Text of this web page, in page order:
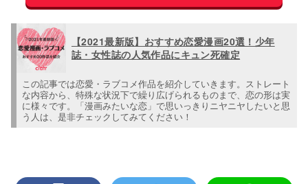
【2021最新版】おすすめ恋愛漫画20選！少年
誌・女性誌の人気作品にキュン死確定
この記事では恋愛・ラブコメ作品を紹介していきます。ストレート
な内容から、特殊な状況下で繰り広げられるものまで、恋の形は実
に様々です。「漫画みたいな恋」で思いっきりニヤニヤしたいと思
う人は、是非チェックしてみてください！